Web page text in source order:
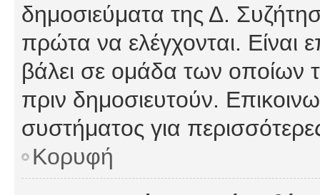
δημοσιεύματα της Δ.
πρώτα να ελέγχονται. Είναι
βάλει σε ομάδα των οποίων
πριν δημοσιευτούν.
συστήματος για
Κορυφή